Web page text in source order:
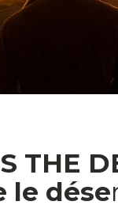
THE
le dése